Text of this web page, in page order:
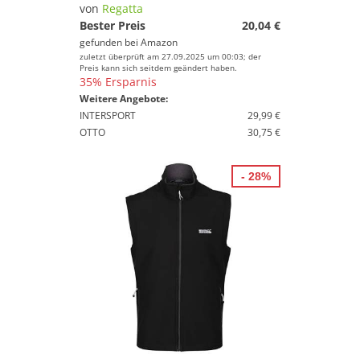
von Regatta
Bester Preis
20,04 €
gefunden bei Amazon
zuletzt überprüft am 27.09.2025 um 00:03; der
Preis kann sich seitdem geändert haben.
35% Ersparnis
Weitere Angebote:
INTERSPORT
29,99 €
OTTO
30,75 €
- 28%